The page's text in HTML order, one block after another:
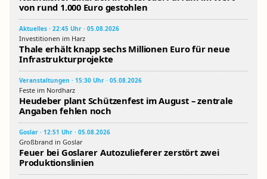
von rund 1.000 Euro gestohlen
Aktuelles · 22:45 Uhr · 05.08.2026
Investitionen im Harz
Thale erhält knapp sechs Millionen Euro für neue
Infrastrukturprojekte
Veranstaltungen · 15:30 Uhr · 05.08.2026
Feste im Nordharz
Heudeber plant Schützenfest im August – zentrale
Angaben fehlen noch
Goslar · 12:51 Uhr · 05.08.2026
Großbrand in Goslar
Feuer bei Goslarer Autozulieferer zerstört zwei
Produktionslinien